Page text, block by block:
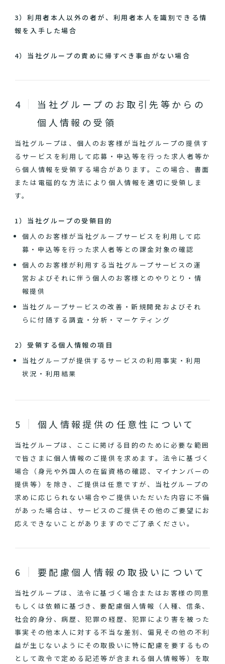
3）利用者本人以外の者が、利用者本人を識別できる情
報を入手した場合
4）当社グループの責めに帰すべき事由がない場合
当社グループのお取引先等からの
個人情報の受領
当社グループは、個人のお客様が当社グループの提供す
るサービスを利用して応募・申込等を行った求人者等か
ら個人情報を受領する場合があります。この場合、書面
または電磁的な方法により個人情報を適切に受領しま
す。
1）当社グループの受領目的
個人のお客様が当社グループサービスを利用して応
募・申込等を行った求人者等との課金対象の確認
個人のお客様が利用する当社グループサービスの運
営およびそれに伴う個人のお客様とのやりとり・情
報提供
当社グループサービスの改善・新規開発およびそれ
らに付随する調査・分析・マーケティング
2）受領する個人情報の項目
当社グループが提供するサービスの利用事実・利用
状況・利用結果
個人情報提供の任意性について
当社グループは、ここに掲げる目的のために必要な範囲
で皆さまに個人情報のご提供を求めます。法令に基づく
場合（身元や外国人の在留資格の確認、マイナンバーの
提供等）を除き、ご提供は任意ですが、当社グループの
求めに応じられない場合やご提供いただいた内容に不備
があった場合は、サービスのご提供その他のご要望にお
応えできないことがありますのでご了承ください。
要配慮個人情報の取扱いについて
当社グループは、法令に基づく場合またはお客様の同意
もしくは依頼に基づき、要配慮個人情報（人種、信条、
社会的身分、病歴、犯罪の経歴、犯罪により害を被った
事実その他本人に対する不当な差別、偏見その他の不利
益が生じないようにその取扱いに特に配慮を要するもの
として政令で定める記述等が含まれる個人情報等）を取